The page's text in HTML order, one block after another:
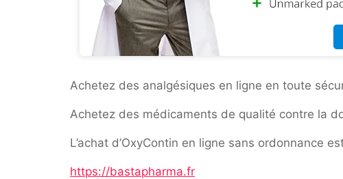
Achetez des analgésiques en ligne en toute
Achetez des médicaments de qualité contre la
L’achat d’OxyContin en ligne sans ordonnance
https://bastapharma.fr